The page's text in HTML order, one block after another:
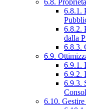
6.8.
6.8.1.
6.8.2.
dalla
6.8.3.
6.9.
6.9.1.
6.9.2.
6.9.3.
6.10.